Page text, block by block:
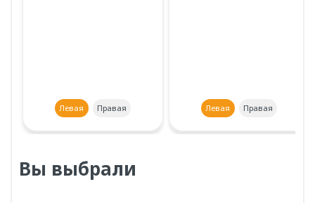
Левая Правая Левая Правая
Вы выбрали